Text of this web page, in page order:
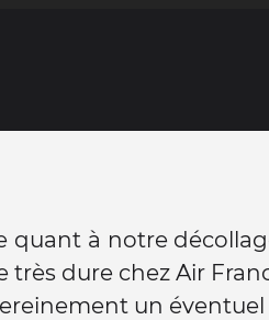
quant à notre
très dure chez Air
un éventuel